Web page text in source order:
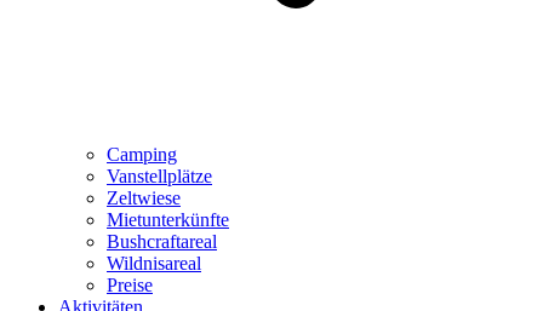
Camping
Vanstellplätze
Zeltwiese
Mietunterkünfte
Bushcraftareal
Wildnisareal
Preise
Aktivitäten